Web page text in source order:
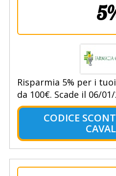
Risparmia 5% per i
da 100€. Scade il 06/
CODICE